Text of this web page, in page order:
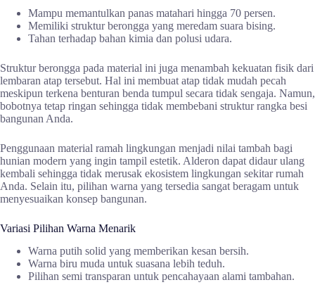
Mampu memantulkan panas matahari hingga 70 persen.
Memiliki struktur berongga yang meredam suara bising.
Tahan terhadap bahan kimia dan polusi udara.
Struktur berongga pada material ini juga menambah kekuatan fisik dari
lembaran atap tersebut. Hal ini membuat atap tidak mudah pecah
meskipun terkena benturan benda tumpul secara tidak sengaja. Namun,
bobotnya tetap ringan sehingga tidak membebani struktur rangka besi
bangunan Anda.
Penggunaan material ramah lingkungan menjadi nilai tambah bagi
hunian modern yang ingin tampil estetik. Alderon dapat didaur ulang
kembali sehingga tidak merusak ekosistem lingkungan sekitar rumah
Anda. Selain itu, pilihan warna yang tersedia sangat beragam untuk
menyesuaikan konsep bangunan.
Variasi Pilihan Warna Menarik
Warna putih solid yang memberikan kesan bersih.
Warna biru muda untuk suasana lebih teduh.
Pilihan semi transparan untuk pencahayaan alami tambahan.